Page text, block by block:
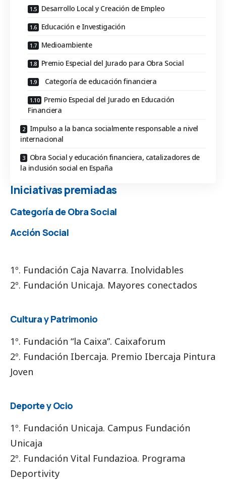
Desarrollo Local y Creación de Empleo
Educación e Investigación
Medioambiente
Premio Especial del Jurado para Obra Social
Categoría de educación financiera
Premio Especial del Jurado en Educación
Financiera
Impulso a la banca socialmente responsable a nivel
internacional
Obra Social y educación financiera, catalizadores de
la inclusión social en España
Iniciativas premiadas
Categoría de ObraSocial
Acción Social
1º. Fundación Caja Navarra. Inolvidables
2º. Fundación Unicaja. Mayores conectados
Cultura y Patrimonio
1º. Fundación “la Caixa”. Caixaforum
2º. Fundación Ibercaja. Premio Ibercaja Pintura
Joven
Deporte y Ocio
1º. Fundación Unicaja. Campus Fundación
Unicaja
2º. Fundación Vital Fundazioa. Programa
Deportivity